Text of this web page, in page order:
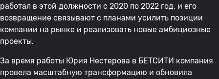
работал в этой должности с 2020 по 2022 год, и его
возвращение связывают с планами усилить позиции
компании на рынке и реализовать новые амбициозные
проекты.
За время работы Юрия Нестерова в БЕТСИТИ компания
провела масштабную трансформацию и обновила